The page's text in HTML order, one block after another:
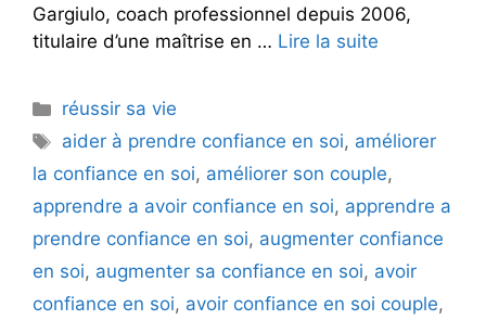
Gargiulo, coach professionnel depuis 2006,
titulaire d’une maîtrise en … Lire la suite
Catégories
réussir sa vie
Étiquettes
aider à prendre confiance en soi, améliorer
la confiance en soi, améliorer son couple,
apprendre a avoir confiance en soi, apprendre a
prendre confiance en soi, augmenter confiance
en soi, augmenter sa confiance en soi, avoir
confiance en soi, avoir confiance en soi couple,